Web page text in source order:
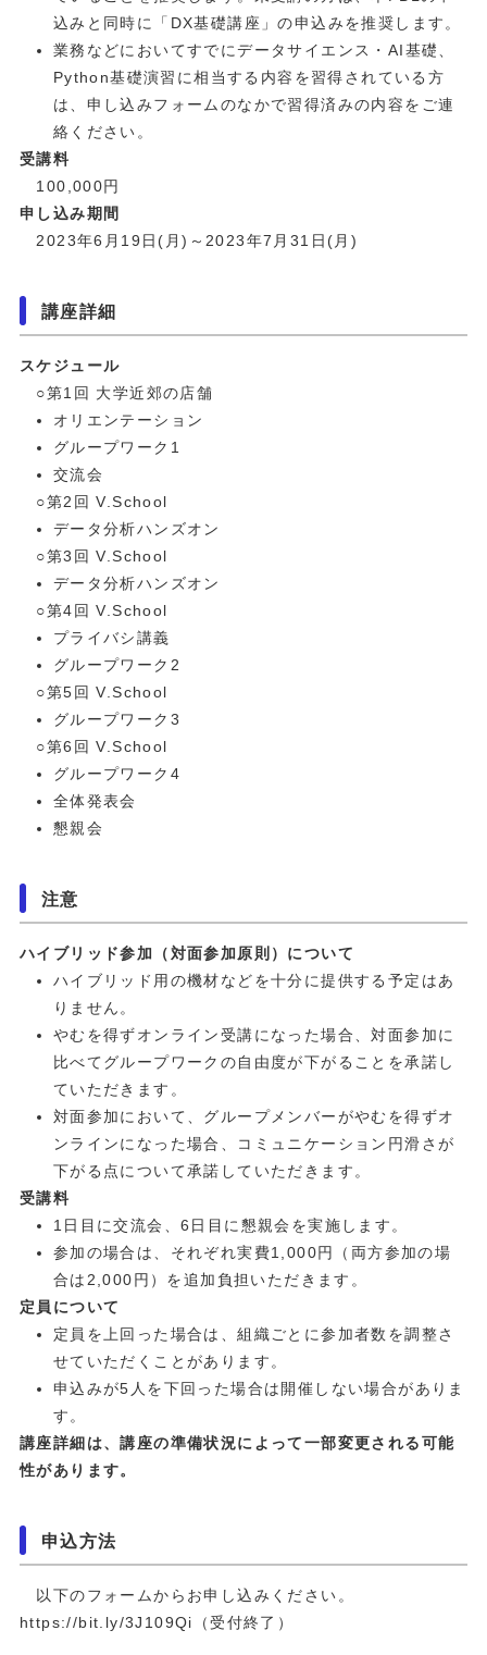
込みと同時に「DX基礎講座」の申込みを推奨します。
業務などにおいてすでにデータサイエンス・AI基礎、
Python基礎演習に相当する内容を習得されている方
は、申し込みフォームのなかで習得済みの内容をご連
絡ください。
受講料
100,000円
申し込み期間
2023年6月19日(月)～2023年7月31日(月)
講座詳細
スケジュール
○第1回 大学近郊の店舗
オリエンテーション
グループワーク1
交流会
○第2回 V.School
データ分析ハンズオン
○第3回 V.School
データ分析ハンズオン
○第4回 V.School
プライバシ講義
グループワーク2
○第5回 V.School
グループワーク3
○第6回 V.School
グループワーク4
全体発表会
懇親会
注意
ハイブリッド参加（対面参加原則）について
ハイブリッド用の機材などを十分に提供する予定はあ
りません。
やむを得ずオンライン受講になった場合、対面参加に
比べてグループワークの自由度が下がることを承諾し
ていただきます。
対面参加において、グループメンバーがやむを得ずオ
ンラインになった場合、コミュニケーション円滑さが
下がる点について承諾していただきます。
受講料
1日目に交流会、6日目に懇親会を実施します。
参加の場合は、それぞれ実費1,000円（両方参加の場
合は2,000円）を追加負担いただきます。
定員について
定員を上回った場合は、組織ごとに参加者数を調整さ
せていただくことがあります。
申込みが5人を下回った場合は開催しない場合がありま
す。
講座詳細は、講座の準備状況によって一部変更される可能
性があります。
申込方法
以下のフォームからお申し込みください。
https://bit.ly/3J109Qi（受付終了）